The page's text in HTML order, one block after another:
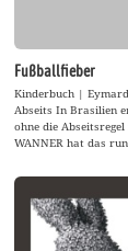
Fußballfieber
Kinderbuch |
Abseits In Brasilien
ohne die
WANNER hat das